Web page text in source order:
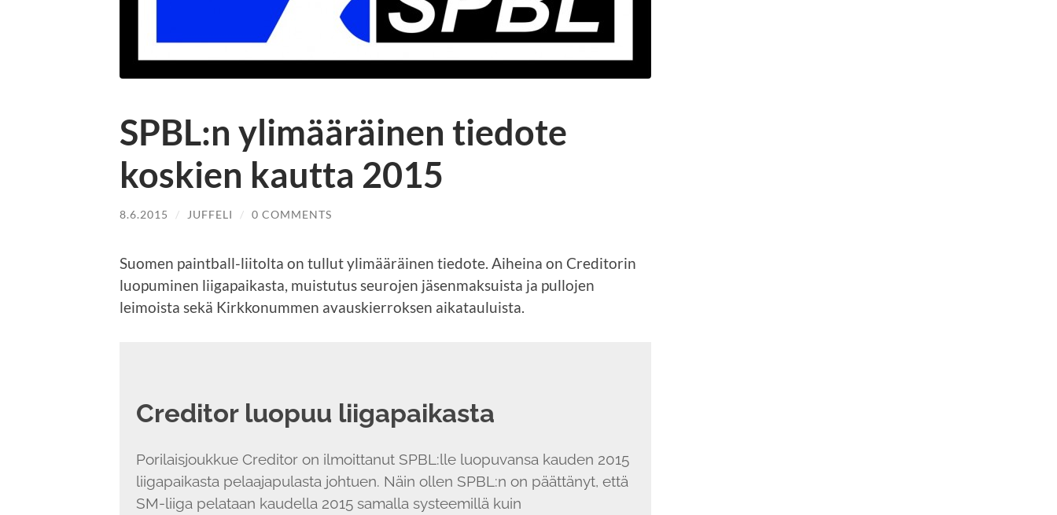
SPBL:n ylimääräinen tiedote
koskien kautta 2015
8.6.2015 / JUFFELI / 0 COMMENTS
Suomen paintball-liitolta on tullut ylimääräinen tiedote. Aiheina on Creditorin
luopuminen liigapaikasta, muistutus seurojen jäsenmaksuista ja pullojen
leimoista sekä Kirkkonummen avauskierroksen aikatauluista.
Creditor luopuu liigapaikasta
Porilaisjoukkue Creditor on ilmoittanut SPBL:lle luopuvansa kauden 2015
liigapaikasta pelaajapulasta johtuen. Näin ollen SPBL:n on päättänyt, että
SM-liiga pelataan kaudella 2015 samalla systeemillä kuin